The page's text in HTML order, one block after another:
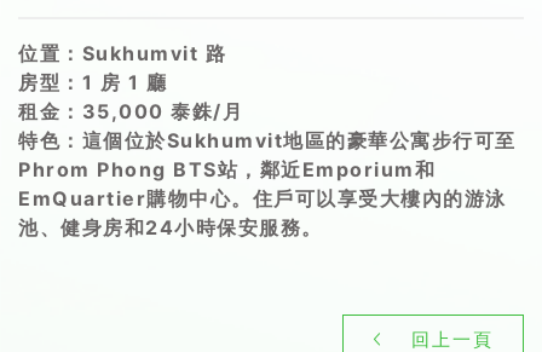
位置：Sukhumvit 路
房型：1 房 1 廳
租金：35,000 泰銖/月
特色：這個位於Sukhumvit地區的豪華公寓步行可至
Phrom Phong BTS站，鄰近Emporium和
EmQuartier購物中心。住戶可以享受大樓內的游泳
池、健身房和24小時保安服務。
回上一頁